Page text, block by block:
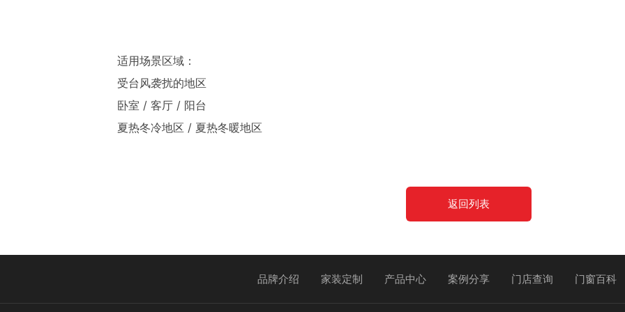
适用场景区域：
受台风袭扰的地区
卧室 / 客厅 / 阳台
夏热冬冷地区 / 夏热冬暖地区
返回列表
品牌介绍 家装定制 产品中心 案例分享 门店查询 门窗百科